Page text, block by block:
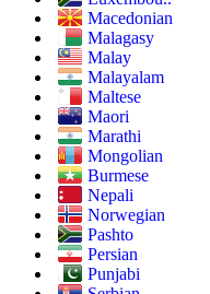
Macedonian
Malagasy
Malay
Malayalam
Maltese
Maori
Marathi
Mongolian
Burmese
Nepali
Norwegian
Pashto
Persian
Punjabi